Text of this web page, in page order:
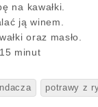
na kawałki.
ją winem.
oraz masło.
minut
potrawy z